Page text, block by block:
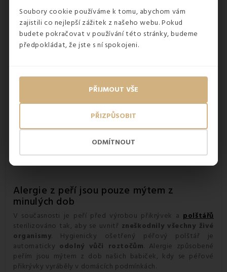
Soubory cookie používáme k tomu, abychom vám
zajistili co nejlepší zážitek z našeho webu. Pokud
budete pokračovat v používání této stránky, budeme
předpokládat, že jste s ní spokojeni.
ODMÍTNOUT
PŘIZPŮSOBIT
PŘIJMOUT VŠE
těmto vlastnostem ideálním společníkemna dlouhé a
mrazivé zimní noci .
Alergie z peří jsou pouze mýtem z
minulých dob
V současnosti je peří před výrobou přikrývek a polštářů
sterilizováno tak, aby se uvnitř zneškodnily všechny živé
organismy. Hygienicky ošetřený péřový polštář je
automaticky odolný vůči roztočům. Alergie způsobené
peřím jsou mýtem z dob našich babiček, kdy se péřové
přikrývky vyráběly v domácích podmínkách.